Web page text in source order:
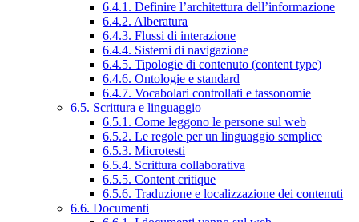
6.4.1. Definire l’architettura dell’informazione
6.4.2. Alberatura
6.4.3. Flussi di interazione
6.4.4. Sistemi di navigazione
6.4.5. Tipologie di contenuto (content type)
6.4.6. Ontologie e standard
6.4.7. Vocabolari controllati e tassonomie
6.5. Scrittura e linguaggio
6.5.1. Come leggono le persone sul web
6.5.2. Le regole per un linguaggio semplice
6.5.3. Microtesti
6.5.4. Scrittura collaborativa
6.5.5. Content critique
6.5.6. Traduzione e localizzazione dei contenuti
6.6. Documenti